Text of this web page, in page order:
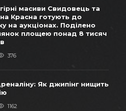
масиви Свидовець та
Красна готують до
на аукціонах. Поділено
площею понад 8 тисяч
376
Як джипінг нищить
1162